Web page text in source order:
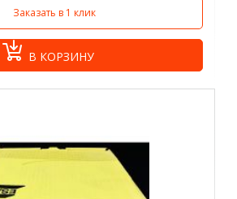
Заказать в 1 клик
В КОРЗИНУ